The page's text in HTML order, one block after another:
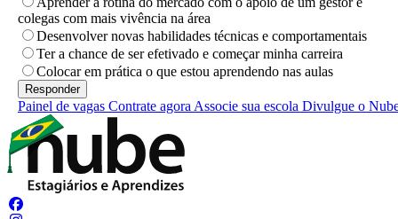
colegas com mais vivência na área
Desenvolver novas habilidades técnicas e comportamentais
Ter a chance de ser efetivado e começar minha carreira
Colocar em prática o que estou aprendendo nas aulas
Painel de vagas Contrate agora Associe sua escola Divulgue o